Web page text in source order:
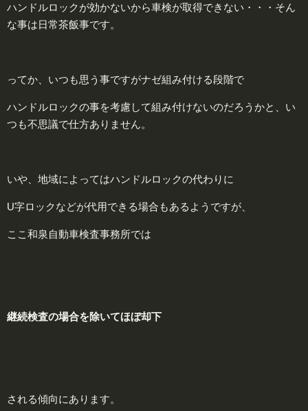
ハンドルロックが効かないから車検が取得できない・・・そん
な事は日常茶飯事です。
ってか、いつも思う事ですがナゼ組み付ける段階で
ハンドルロックの事を考慮して組み付けないのだろうかと、い
つも不思議で仕方ありません。
いや、地域によってはハンドルロックの代わりに
U字ロックなどが代用できる場合もあるようですが、
ここ和泉自動車検査事務所では
継続検査の場合を除いてほぼ却下
される傾向にあります。